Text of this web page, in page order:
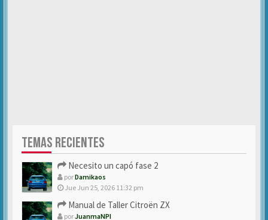
TEMAS RECIENTES
Necesito un capó fase 2
porDamikaos
Jue Jun 25, 2026 11:32 pm
Manual de Taller Citroën ZX
porJuanmaNPI